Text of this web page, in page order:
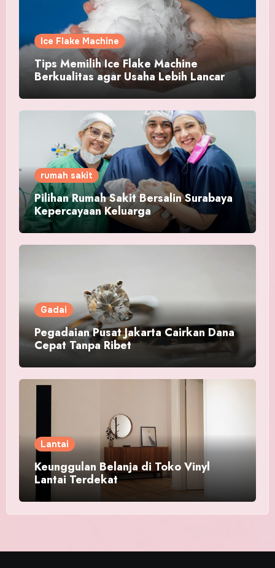
Ice Flake Machine
Tips Memilih Ice Flake Machine
Berkualitas agar Usaha Lebih Lancar
rumah sakit
Pilihan Rumah Sakit Bersalin Surabaya
Kepercayaan Keluarga
Gadai
Pegadaian Pusat Jakarta Cairkan Dana
Cepat Tanpa Ribet
Lantai
Keunggulan Belanja di Toko Vinyl
Lantai Terdekat